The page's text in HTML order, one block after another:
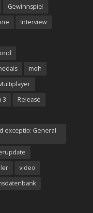
Gewinnspiel
Interview
moh
3
Release
exceptio: General
video